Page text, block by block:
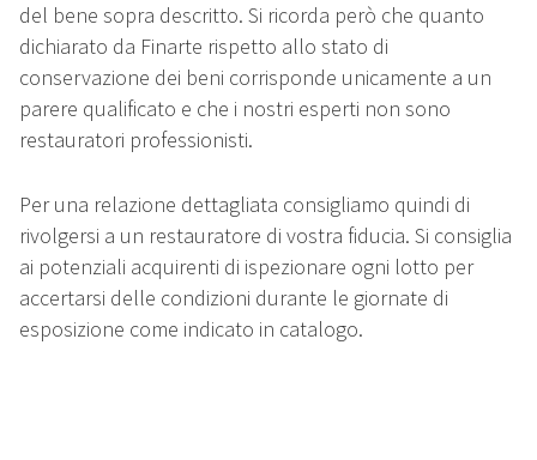
del bene sopra descritto. Si ricorda però che quanto
dichiarato da Finarte rispetto allo stato di
conservazione dei beni corrisponde unicamente a un
parere qualificato e che i nostri esperti non sono
restauratori professionisti.
Per una relazione dettagliata consigliamo quindi di
rivolgersi a un restauratore di vostra fiducia. Si consiglia
ai potenziali acquirenti di ispezionare ogni lotto per
accertarsi delle condizioni durante le giornate di
esposizione come indicato in catalogo.